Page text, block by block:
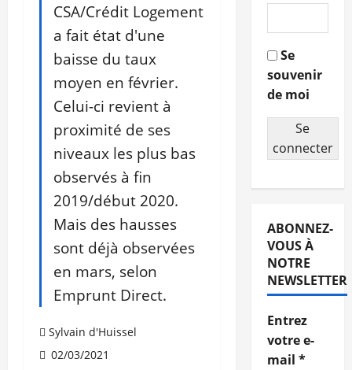
CSA/Crédit Logement
a fait état d'une
baisse du taux
moyen en février.
Celui-ci revient à
proximité de ses
niveaux les plus bas
observés à fin
2019/début 2020.
Mais des hausses
sont déjà observées
en mars, selon
Emprunt Direct.
Sylvain d'Huissel
02/03/2021
Se
souvenir
de moi
Se
connecter
ABONNEZ-
VOUS À
NOTRE
NEWSLETTER
Entrez
votre e-
mail *